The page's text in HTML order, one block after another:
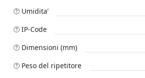
Umidita’
IP-Code
Dimensioni (mm)
Peso del ripetitore